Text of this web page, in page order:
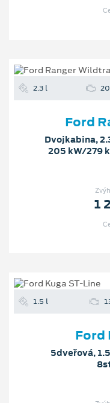
2.3 l
Ford
Dvojkabina,
205 kW/279
1
1.5 l
Ford
5dveřová,